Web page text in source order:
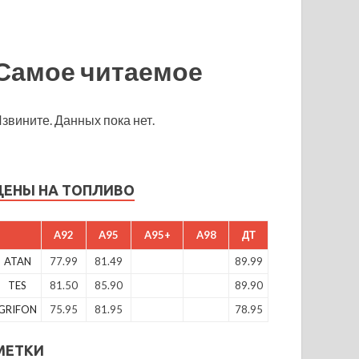
читаемое
Данных пока нет.
НА ТОПЛИВО
A92 A95 A95+ A98 ДТ
ATAN 77.99 81.49
89.99
TES
81.50 85.90
89.90
75.95 81.95 78.95